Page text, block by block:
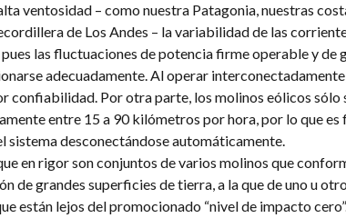
ventosidad – como nuestra Patagonia, nuestras
de Los Andes – la variabilidad de las
las fluctuaciones de potencia firme operable y de
adecuadamente. Al operar
confiabilidad. Por otra parte, los molinos eólicos sólo
entre 15 a 90 kilómetros por hora, por lo que es
sistema desconectándose automáticamente.
en rigor son conjuntos de varios molinos que
de grandes superficies de tierra, a la que de uno u
están lejos del promocionado “nivel de impacto